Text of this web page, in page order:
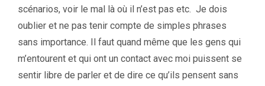
scénarios, voir le mal là où il n’est pas etc. Je dois
oublier et ne pas tenir compte de simples phrases
sans importance. Il faut quand même que les gens qui
m’entourent et qui ont un contact avec moi puissent se
sentir libre de parler et de dire ce qu’ils pensent sans